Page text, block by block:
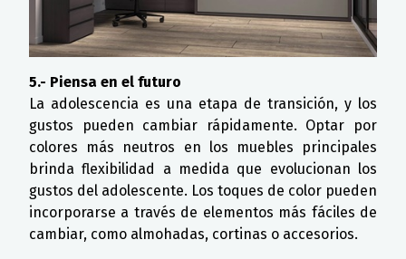
5.- Piensa en el futuro
La adolescencia es una etapa de transición, y los
gustos pueden cambiar rápidamente. Optar por
colores más neutros en los muebles principales
brinda flexibilidad a medida que evolucionan los
gustos del adolescente. Los toques de color pueden
incorporarse a través de elementos más fáciles de
cambiar, como almohadas, cortinas o accesorios.